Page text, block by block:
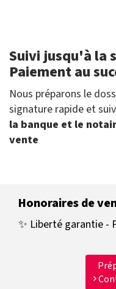
Suivi jusqu'à la
Paiement au
Nous préparons le
signature rapide et
la banque et le
vente
Honoraires de
✨ Liberté garantie -